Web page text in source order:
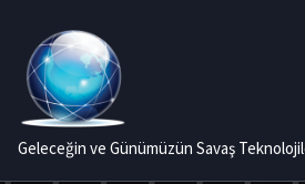
Geleceğin ve Günümüzün Savaş